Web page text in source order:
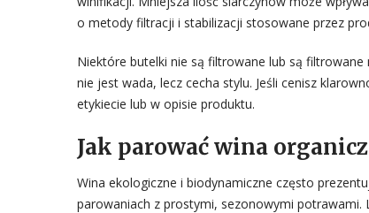
o metody filtracji i stabilizacji stosowane przez
Niektóre butelki nie są filtrowane lub są
nie jest wada, lecz cecha stylu. Jeśli cenisz
etykiecie lub w opisie produktu.
Jak parować wina
Wina ekologiczne i biodynamiczne często
parowaniach z prostymi, sezonowymi potrawami.